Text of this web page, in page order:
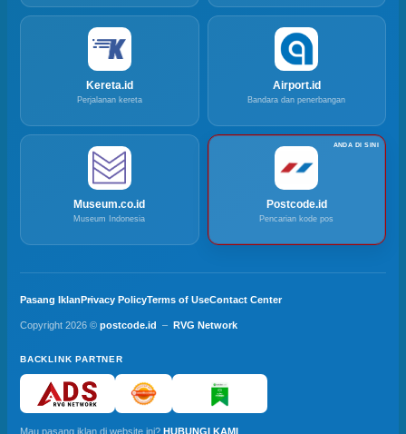
Kereta.id
Perjalanan kereta
Airport.id
Bandara dan penerbangan
Museum.co.id
Museum Indonesia
Postcode.id
Pencarian kode pos
Pasang IklanPrivacy PolicyTerms of UseContact Center
Copyright 2026 © postcode.id – RVG Network
BACKLINK PARTNER
Mau pasang iklan di website ini? HUBUNGI KAMI